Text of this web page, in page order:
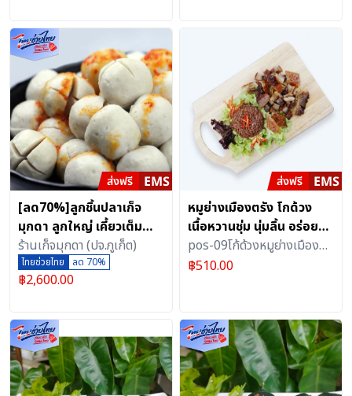
[ลด70%]ลูกชิ้นปลาเก็จ
มุกดา ลูกใหญ่ เคี้ยวเต็มคำ
10 กิโลกรัม ส่งฟรีไม่มีขั้นต่ำ
ร้านเก็จมุกดา (ปจ.ภูเก็ต)
ไทยช่วยไทย ลด 70%
฿2,600.00
หมูย่างเมืองตรัง โกด้วง
เนื้อหวานชุ่ม นุ่มลิ้น อร่อย
หอมกลิ่นเครื่องเทศ ขนาด
500 กรัม
pos-09โก้ด้วงหมูย่างเมือง
ตรัง
฿510.00